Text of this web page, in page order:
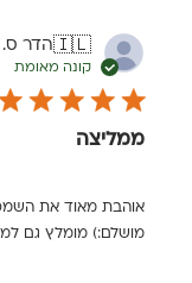
🇮🇱הדר ס.
קונה מאומת
ממליצה
אוהבת מאוד את
מושלם:) מומלץ גם